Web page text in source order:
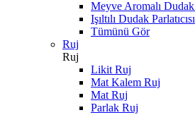
Meyve Aromalı Dudak
Işıltılı Dudak Parlatıcısı
Tümünü Gör
Ruj
Ruj
Likit Ruj
Mat Kalem Ruj
Mat Ruj
Parlak Ruj